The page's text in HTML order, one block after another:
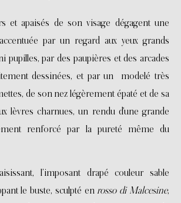
et apaisés de son visage dégagent une
par un regard aux yeux grands
pupilles, par des paupières et des arcades
dessinées, et par un modelé très
de son nez légèrement épaté et de sa
lèvres charnues, un rendu d’une grande
renforcé par la pureté même du
l’imposant drapé couleur sable
le buste, sculpté enrosso di Malcesine,